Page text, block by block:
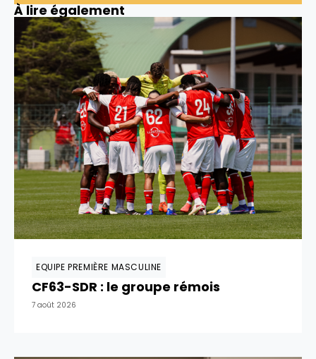
À lire également
EQUIPE PREMIÈRE MASCULINE
CF63-SDR : le groupe rémois
7 août 2026